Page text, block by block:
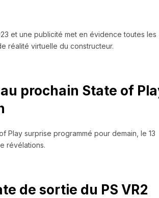
et une publicité met en évidence toutes les
réalité virtuelle du constructeur.
au prochain State of
Play surprise programmé pour demain, le 13
révélations.
de sortie du PS VR2